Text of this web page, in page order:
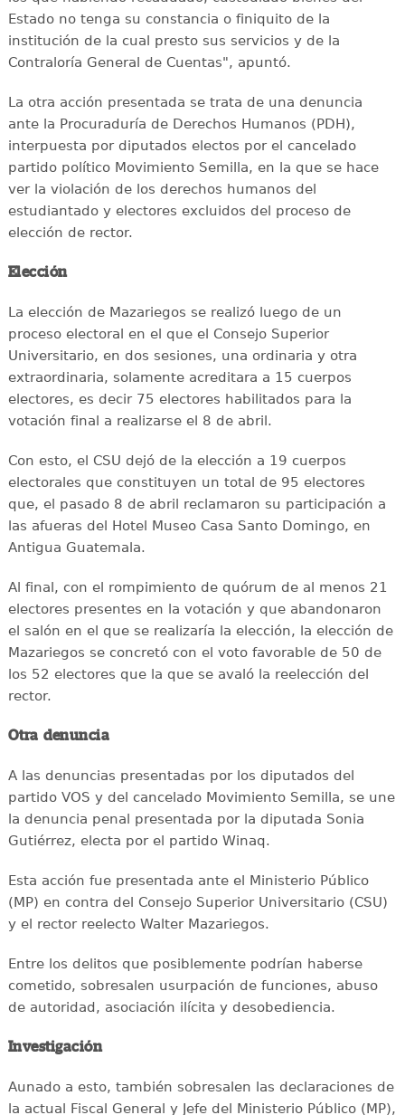
Estado no tenga su constancia o finiquito de la
institución de la cual presto sus servicios y de la
Contraloría General de Cuentas", apuntó.
La otra acción presentada se trata de una denuncia
ante la Procuraduría de Derechos Humanos (PDH),
interpuesta por diputados electos por el cancelado
partido político Movimiento Semilla, en la que se hace
ver la violación de los derechos humanos del
estudiantado y electores excluidos del proceso de
elección de rector.
Elección
La elección de Mazariegos se realizó luego de un
proceso electoral en el que el Consejo Superior
Universitario, en dos sesiones, una ordinaria y otra
extraordinaria, solamente acreditara a 15 cuerpos
electores, es decir 75 electores habilitados para la
votación final a realizarse el 8 de abril.
Con esto, el CSU dejó de la elección a 19 cuerpos
electorales que constituyen un total de 95 electores
que, el pasado 8 de abril reclamaron su participación a
las afueras del Hotel Museo Casa Santo Domingo, en
Antigua Guatemala.
Al final, con el rompimiento de quórum de al menos 21
electores presentes en la votación y que abandonaron
el salón en el que se realizaría la elección, la elección de
Mazariegos se concretó con el voto favorable de 50 de
los 52 electores que la que se avaló la reelección del
rector.
Otra denuncia
A las denuncias presentadas por los diputados del
partido VOS y del cancelado Movimiento Semilla, se une
la denuncia penal presentada por la diputada Sonia
Gutiérrez, electa por el partido Winaq.
Esta acción fue presentada ante el Ministerio Público
(MP) en contra del Consejo Superior Universitario (CSU)
y el rector reelecto Walter Mazariegos.
Entre los delitos que posiblemente podrían haberse
cometido, sobresalen usurpación de funciones, abuso
de autoridad, asociación ilícita y desobediencia.
Investigación
Aunado a esto, también sobresalen las declaraciones de
la actual Fiscal General y Jefe del Ministerio Público (MP),